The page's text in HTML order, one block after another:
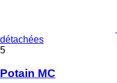
détachées
5
Potain MC